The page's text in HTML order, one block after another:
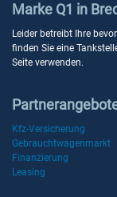
Marke Q1 in
Leider betreibt Ihre
finden Sie eine
Seite verwenden.
Kfz-Versicherung
Gebrauchtwagenmarkt
Finanzierung
Leasing